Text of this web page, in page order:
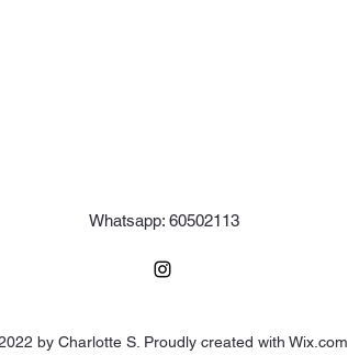
Whatsapp: 60502113
by Charlotte S. Proudly created with Wix.com